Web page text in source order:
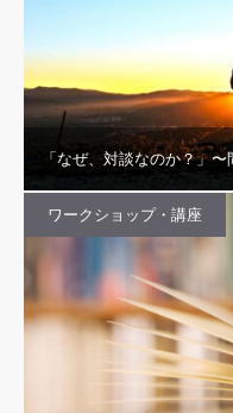
「なぜ、対談なのか？」
ワークショップ・講座